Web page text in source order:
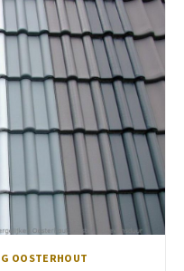
OOSTERHOUT